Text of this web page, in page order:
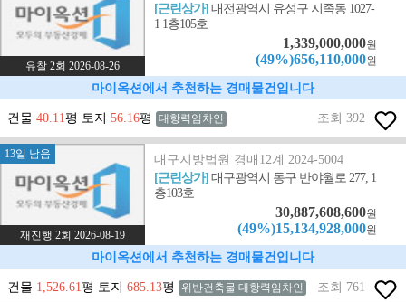
유찰 2회 2026-08-26
[근린상가]대전광역시 유성구 지족동 1027-
1 1층105호
1,339,000,000원
(49%)656,110,000원
마이옥션에서 추천하는 경매물건입니다
건물 40.11평 토지 56.16평 대항력임차인 조회 392
13일 남음
재진행 2회 2026-08-19
대구지방법원 경매12계 2024-5004
[근린상가]대구광역시 동구 반야월로 277, 1
층103호
30,887,608,600원
(49%)15,134,928,000원
마이옥션에서 추천하는 경매물건입니다
건물 1,526.61평 토지 685.13평 위반건축물 대항력임차인 조회 761